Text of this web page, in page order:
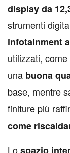
display da
strumenti
infotainment
utilizzati, come
una buona
base, mentre
finiture più
come
Lo